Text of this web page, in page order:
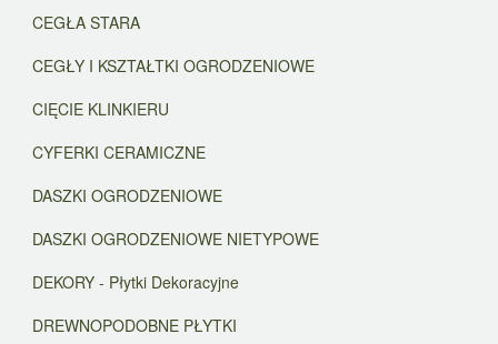
CEGŁA STARA
CEGŁY I KSZTAŁTKI OGRODZENIOWE
CIĘCIE KLINKIERU
CYFERKI CERAMICZNE
DASZKI OGRODZENIOWE
DASZKI OGRODZENIOWE NIETYPOWE
DEKORY - Płytki Dekoracyjne
DREWNOPODOBNE PŁYTKI